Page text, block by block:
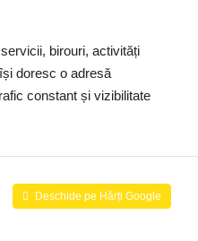
birouri, activități
doresc o adresă
constant și vizibilitate
Deschide pe Hărți Google